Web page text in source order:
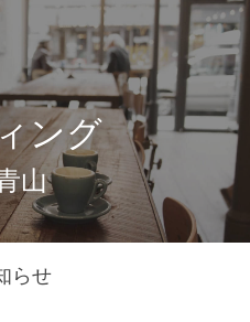
ング
山
らせ